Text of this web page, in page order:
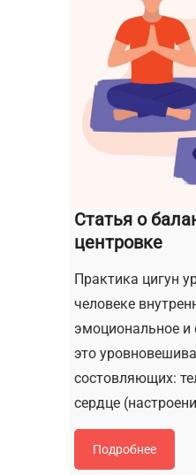
Статья о
центровке
Практика цигун
человеке
эмоциональное и
это
состовляющих:
сердце
Подробнее